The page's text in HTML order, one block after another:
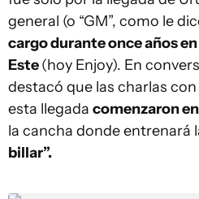
general (o “GM”, como le
cargo durante once años
Este(hoy Enjoy). En
destacó que las charlas
esta llegada comenzaron
la cancha donde entrenará
billar”.